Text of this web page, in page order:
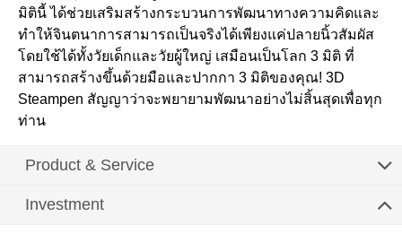
มิตินี้ ได้ช่วยเสริมสร้างกระบวนการพัฒนาทางความคิดและ
ทำให้จินตนาการสามารถเป็นจริงได้เพียงแค่ปลายนิ้วสัมผัส
โดยใช้ได้ทั้งวัยเด็กและวัยผู้ใหญ่ เสมือนเป็นโลก 3 มิติ ที่
สามารถสร้างขึ้นด้วยมือและปากกา 3 มิติของคุณ! 3D
Steampen สัญญาว่าจะพยายามพัฒนาอย่างไม่สิ้นสุดเพื่อทุก
ท่าน
Product & Service
Investment